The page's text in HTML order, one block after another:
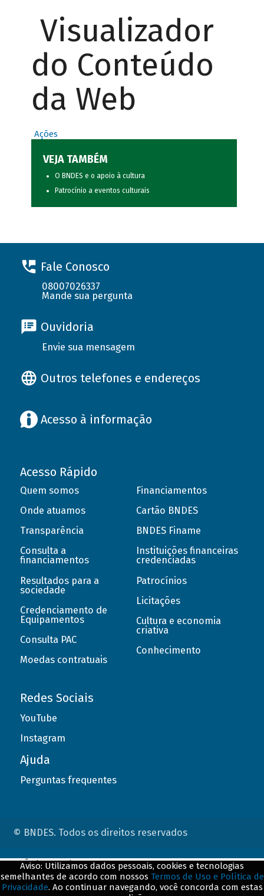
Visualizador
do Conteúdo
da Web
Ações
VEJA TAMBÉM
O BNDES e o apoio à cultura
Patrocínio a eventos culturais
Fale Conosco
08007026337
Mande sua pergunta
Ouvidoria
Envie sua mensagem
Outros telefones e endereços
Acesso à informação
Acesso Rápido
Quem somos
Onde atuamos
Transparência
Consulta a
financiamentos
Resultados para a
sociedade
Credenciamento de
Equipamentos
Consulta PAC
Moedas contratuais
Financiamentos
Cartão BNDES
BNDES Finame
Instituições financeiras
credenciadas
Patrocínios
Licitações
Cultura e economia
criativa
Conhecimento
Redes Sociais
YouTube
Instagram
Ajuda
Perguntas frequentes
© BNDES. Todos os direitos reservados
Aviso: Utilizamos dados pessoais, cookies e tecnologias
semelhantes de acordo com nossos Termos de Uso e Política de
Privacidade. Ao continuar navegando, você concorda com estas
ConteÃºdo complementar
${title}${badge}